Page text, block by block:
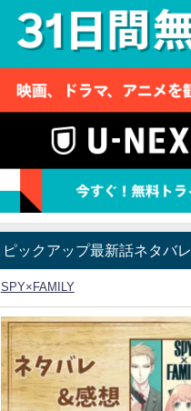
ピックアップ最新話ネタバレ
SPY×FAMILY